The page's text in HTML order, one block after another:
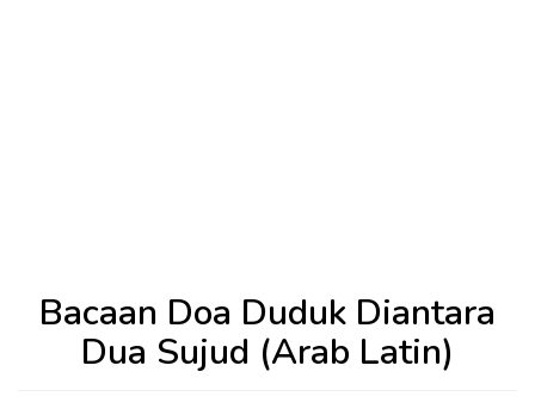
Bacaan Doa Duduk Diantara
Dua Sujud (Arab Latin)